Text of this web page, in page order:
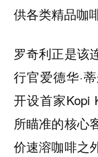
供各类精品咖啡
罗奇利正是该
行官爱德华·
开设首家Kopi
所瞄准的核心
价速溶咖啡之